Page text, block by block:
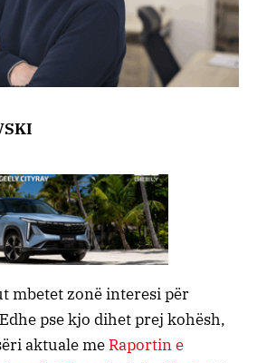
mbetet zonë interesi për
pse kjo dihet prej kohësh,
aktuale me Raportin e